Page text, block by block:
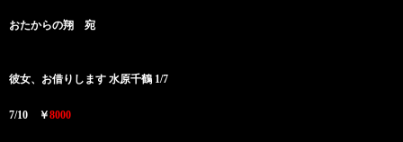
おたからの翔 宛
彼女、お借りします 水原千鶴 1/7
7/10 ￥8000